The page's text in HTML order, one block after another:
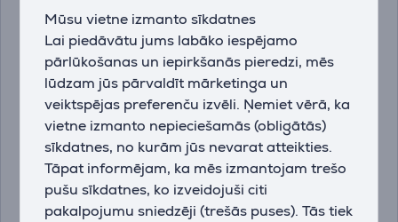
Mūsu vietne izmanto sīkdatnes
Lai piedāvātu jums labāko iespējamo
pārlūkošanas un iepirkšanās pieredzi, mēs
lūdzam jūs pārvaldīt mārketinga un
veiktspējas preferenču izvēli. Ņemiet vērā, ka
vietne izmanto nepieciešamās (obligātās)
sīkdatnes, no kurām jūs nevarat atteikties.
Tāpat informējam, ka mēs izmantojam trešo
pušu sīkdatnes, ko izveidojuši citi
pakalpojumu sniedzēji (trešās puses). Tās tiek
Logitech Studio, zila -
Datorpeles paliktnis
Hama Ergo, melna -
Datorpeles paliktnis